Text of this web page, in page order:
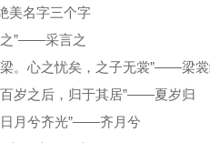
名字三个字
”——采言之
。心之忧矣，之子无裳”——梁
岁之后，归于其居”——夏岁归
月兮齐光”——齐月兮